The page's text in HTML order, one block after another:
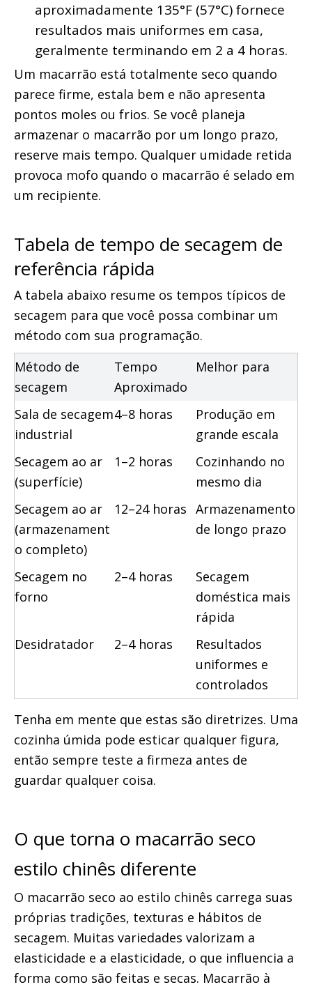
aproximadamente 135°F (57°C) fornece
resultados mais uniformes em casa,
geralmente terminando em 2 a 4 horas.
Um macarrão está totalmente seco quando
parece firme, estala bem e não apresenta
pontos moles ou frios. Se você planeja
armazenar o macarrão por um longo prazo,
reserve mais tempo. Qualquer umidade retida
provoca mofo quando o macarrão é selado em
um recipiente.
Tabela de tempo de secagem de
referência rápida
A tabela abaixo resume os tempos típicos de
secagem para que você possa combinar um
método com sua programação.
Método de
secagem
Tempo
Aproximado
Melhor para
Sala de secagem
industrial
4–8 horas
Produção em
grande escala
Secagem ao ar
(superfície)
1–2 horas
Cozinhando no
mesmo dia
Secagem ao ar
(armazenament
o completo)
12–24 horas Armazenamento
de longo prazo
Secagem no
forno
2–4 horas
Secagem
doméstica mais
rápida
Desidratador
2–4 horas
Resultados
uniformes e
controlados
Tenha em mente que estas são diretrizes. Uma
cozinha úmida pode esticar qualquer figura,
então sempre teste a firmeza antes de
guardar qualquer coisa.
O que torna o macarrão seco
estilo chinês diferente
O macarrão seco ao estilo chinês carrega suas
próprias tradições, texturas e hábitos de
secagem. Muitas variedades valorizam a
elasticidade e a elasticidade, o que influencia a
forma como são feitas e secas. Macarrão à